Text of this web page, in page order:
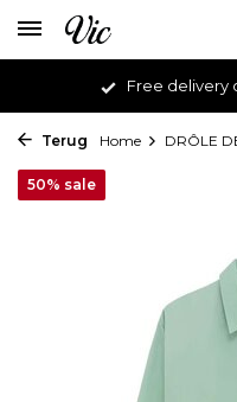
Free delivery
Terug Home DRÔLE
50% sale